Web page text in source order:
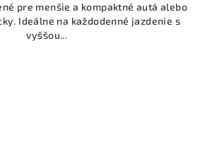
pre menšie a kompaktné autá alebo
Ideálne na každodenné jazdenie s
vyššou...